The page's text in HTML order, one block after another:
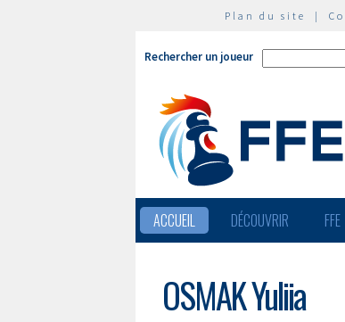
Plan du site |
Rechercher un joueur
ACCUEIL DÉCOUVRIR FFE
OSMAK Yuliia